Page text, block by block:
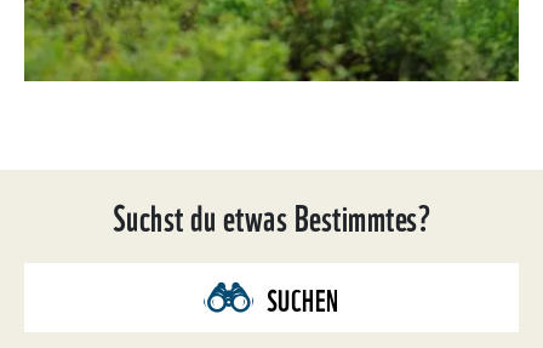
Suchst du etwas Bestimmtes?
SUCHEN